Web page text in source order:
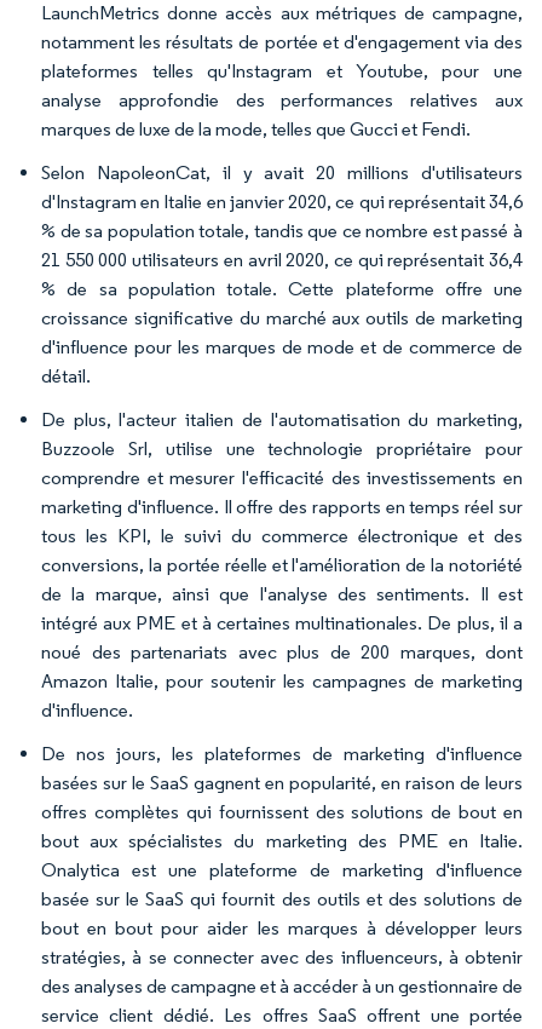
LaunchMetrics donne accès aux métriques de campagne,
notamment les résultats de portée et d'engagement via des
plateformes telles qu'Instagram et Youtube, pour une
analyse approfondie des performances relatives aux
marques de luxe de la mode, telles que Gucci et Fendi.
Selon NapoleonCat, il y avait 20 millions d'utilisateurs
d'Instagram en Italie en janvier 2020, ce qui représentait 34,6
% de sa population totale, tandis que ce nombre est passé à
21 550 000 utilisateurs en avril 2020, ce qui représentait 36,4
% de sa population totale. Cette plateforme offre une
croissance significative du marché aux outils de marketing
d'influence pour les marques de mode et de commerce de
détail.
De plus, l'acteur italien de l'automatisation du marketing,
Buzzoole Srl, utilise une technologie propriétaire pour
comprendre et mesurer l'efficacité des investissements en
marketing d'influence. Il offre des rapports en temps réel sur
tous les KPI, le suivi du commerce électronique et des
conversions, la portée réelle et l'amélioration de la notoriété
de la marque, ainsi que l'analyse des sentiments. Il est
intégré aux PME et à certaines multinationales. De plus, il a
noué des partenariats avec plus de 200 marques, dont
Amazon Italie, pour soutenir les campagnes de marketing
d'influence.
De nos jours, les plateformes de marketing d'influence
basées sur le SaaS gagnent en popularité, en raison de leurs
offres complètes qui fournissent des solutions de bout en
bout aux spécialistes du marketing des PME en Italie.
Onalytica est une plateforme de marketing d'influence
basée sur le SaaS qui fournit des outils et des solutions de
bout en bout pour aider les marques à développer leurs
stratégies, à se connecter avec des influenceurs, à obtenir
des analyses de campagne et à accéder à un gestionnaire de
service client dédié. Les offres SaaS offrent une portée